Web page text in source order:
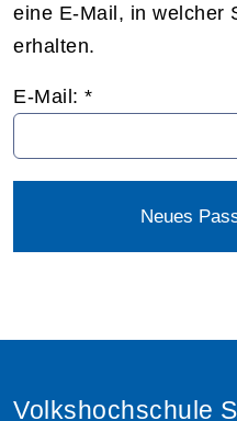
eine E-Mail, in welcher
erhalten.
E-Mail: *
Neues
Volkshochschule